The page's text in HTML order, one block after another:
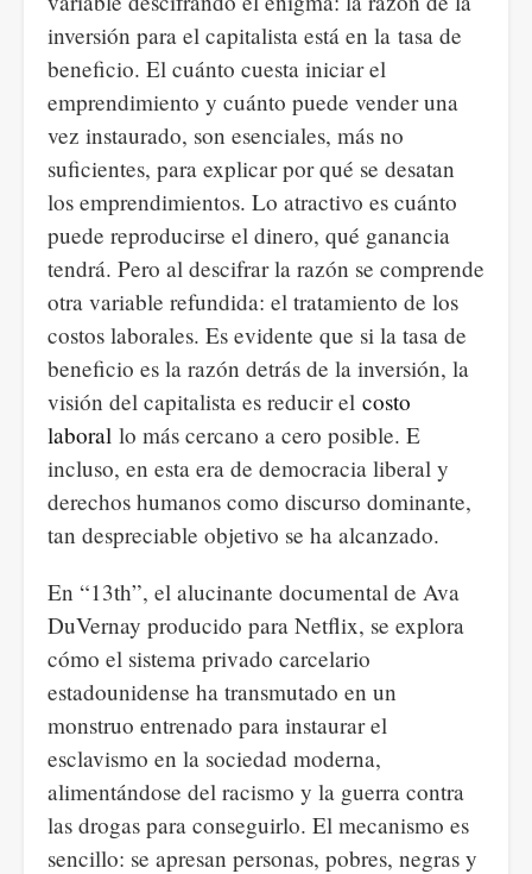
inversión para el capitalista está en la tasa de
beneficio. El cuánto cuesta iniciar el
emprendimiento y cuánto puede vender una
vez instaurado, son esenciales, más no
suficientes, para explicar por qué se desatan
los emprendimientos. Lo atractivo es cuánto
puede reproducirse el dinero, qué ganancia
tendrá. Pero al descifrar la razón se comprende
otra variable refundida: el tratamiento de los
costos laborales. Es evidente que si la tasa de
beneficio es la razón detrás de la inversión, la
visión del capitalista es reducir el costo
laboral lo más cercano a cero posible. E
incluso, en esta era de democracia liberal y
derechos humanos como discurso dominante,
tan despreciable objetivo se ha alcanzado.
En “13th”, el alucinante documental de Ava
DuVernay producido para Netflix, se explora
cómo el sistema privado carcelario
estadounidense ha transmutado en un
monstruo entrenado para instaurar el
esclavismo en la sociedad moderna,
alimentándose del racismo y la guerra contra
las drogas para conseguirlo. El mecanismo es
sencillo: se apresan personas, pobres, negras y